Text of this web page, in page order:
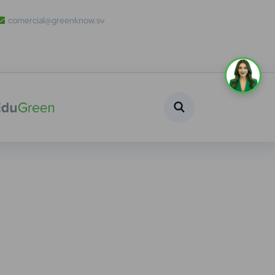
comercial@greenknow.sv